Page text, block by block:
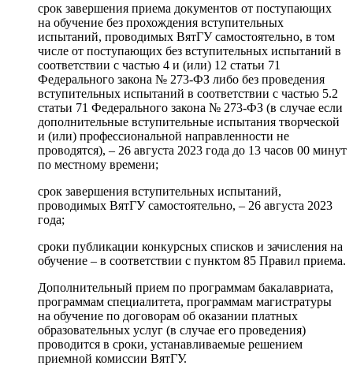
срок завершения приема документов от поступающих
на обучение без прохождения вступительных
испытаний, проводимых ВятГУ самостоятельно, в том
числе от поступающих без вступительных испытаний в
соответствии с частью 4 и (или) 12 статьи 71
Федерального закона № 273-ФЗ либо без проведения
вступительных испытаний в соответствии с частью 5.2
статьи 71 Федерального закона № 273-ФЗ (в случае если
дополнительные вступительные испытания творческой
и (или) профессиональной направленности не
проводятся), – 26 августа 2023 года до 13 часов 00 минут
по местному времени;
срок завершения вступительных испытаний,
проводимых ВятГУ самостоятельно, – 26 августа 2023
года;
сроки публикации конкурсных списков и зачисления на
обучение – в соответствии с пунктом 85 Правил приема.
Дополнительный прием по программам бакалавриата,
программам специалитета, программам магистратуры
на обучение по договорам об оказании платных
образовательных услуг (в случае его проведения)
проводится в сроки, устанавливаемые решением
приемной комиссии ВятГУ.